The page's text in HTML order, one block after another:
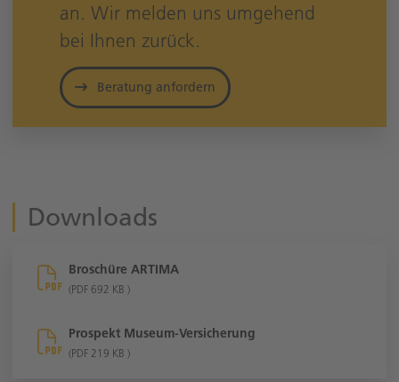
an. Wir melden uns umgehend
bei Ihnen zurück.
Beratung anfordern
Downloads
Broschüre ARTIMA
(PDF 692 KB )
Prospekt Museum-Versicherung
(PDF 219 KB )